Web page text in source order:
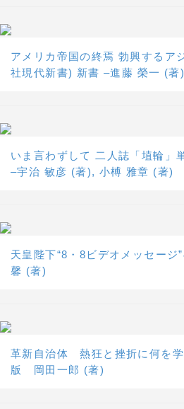
アメリカ帝国の終焉 勃興するア
社現代新書) 新書 –進藤 榮一 (著)
いま言わずして 二人誌「埴輪」
–宇治 敏彦 (著), 小榑 雅章 (著)
天皇陛下“8・8ビデオメッセー
馨 (著)
革新自治体 熱狂と挫折に何を
版 岡田一郎 (著)